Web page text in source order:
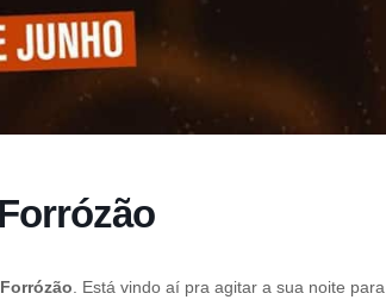
. Está vindo aí pra agitar a sua noite para